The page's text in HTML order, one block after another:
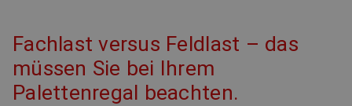
Fachlast versus Feldlast – das
müssen Sie bei Ihrem
Palettenregal beachten.